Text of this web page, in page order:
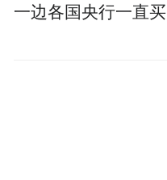
一边各国央行一直买